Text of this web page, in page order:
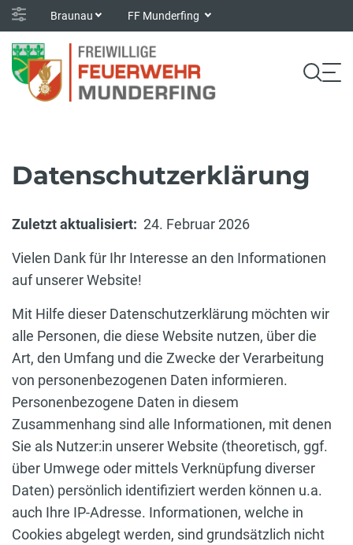
Braunau FF Munderfing
Datenschutzerklärung
Zuletzt aktualisiert: 24. Februar 2026
Vielen Dank für Ihr Interesse an den Informationen
auf unserer Website!
Mit Hilfe dieser Datenschutzerklärung möchten wir
alle Personen, die diese Website nutzen, über die
Art, den Umfang und die Zwecke der Verarbeitung
von personenbezogenen Daten informieren.
Personenbezogene Daten in diesem
Zusammenhang sind alle Informationen, mit denen
Sie als Nutzer:in unserer Website (theoretisch, ggf.
über Umwege oder mittels Verknüpfung diverser
Daten) persönlich identifiziert werden können u.a.
auch Ihre IP-Adresse. Informationen, welche in
Cookies abgelegt werden, sind grundsätzlich nicht